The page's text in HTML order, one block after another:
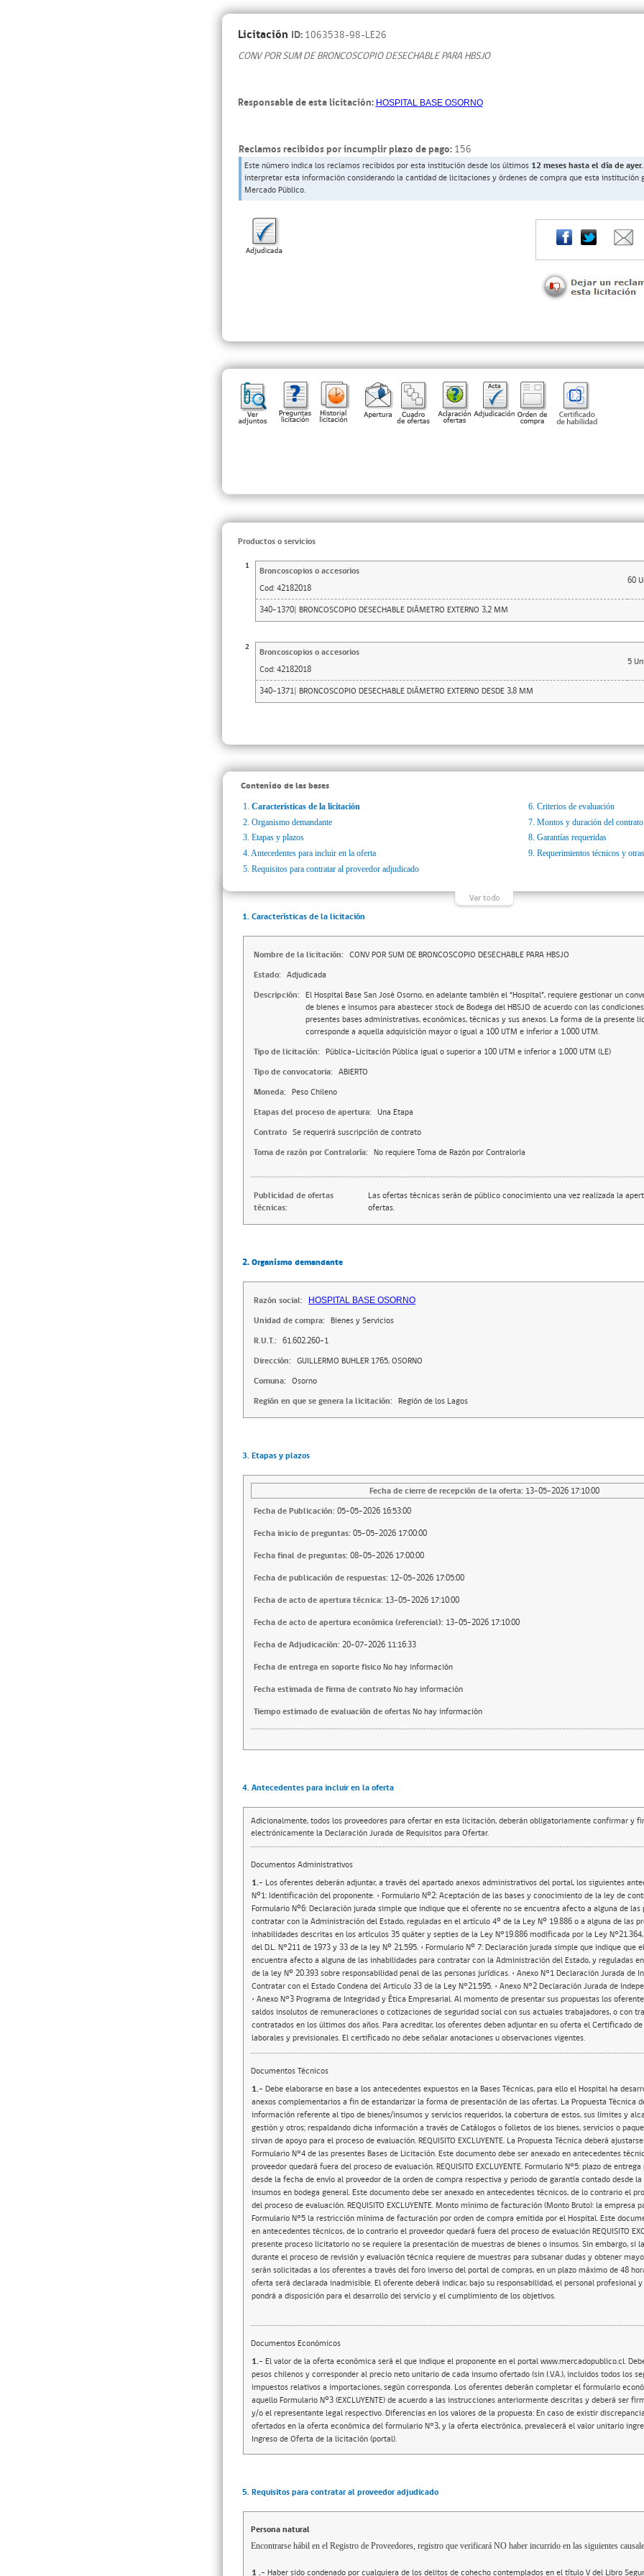
Licitación ID: 1063538-98-LE26
CONV POR SUM DE BRONCOSCOPIO DESECHABLE PARA HBSJO
Responsable de esta licitación:HOSPITAL BASE OSORNO
Reclamos recibidos por incumplir plazo de pago: 156
Este número indica los reclamos recibidos por esta institución desde los últimos 12 meses hasta el día de ayer.
interpretar esta información considerando la cantidad de licitaciones y órdenes de compra que esta institución
Mercado Público.
Productos o servicios
1 Broncoscopios o accesorios
60
Cod: 42182018
340-1370| BRONCOSCOPIO DESECHABLE DIÁMETRO EXTERNO 3,2 MM
2 Broncoscopios o accesorios
5
Cod: 42182018
340-1371| BRONCOSCOPIO DESECHABLE DIÁMETRO EXTERNO DESDE 3,8 MM
Contenido de las bases
1. Características de la licitación
2. Organismo demandante
3. Etapas y plazos
4. Antecedentes para incluir en la oferta
5. Requisitos para contratar al proveedor adjudicado
6. Criterios de evaluación
7. Montos y duración del contrato
8. Garantías requeridas
9. Requerimientos técnicos y
1. Características de la licitación
Nombre de la licitación: CONV POR SUM DE BRONCOSCOPIO DESECHABLE PARA HBSJO
Estado: Adjudicada
Descripción: El Hospital Base San José Osorno, en adelante también el “Hospital”, requiere gestionar un
de bienes e insumos para abastecer stock de Bodega del HBSJO de acuerdo con las
presentes bases administrativas, económicas, técnicas y sus anexos. La forma de la presente
corresponde a aquella adquisición mayor o igual a 100 UTM e inferior a 1.000 UTM.
Tipo de licitación: Pública-Licitación Pública igual o superior a 100 UTM e inferior a 1.000 UTM (LE)
Tipo de convocatoria: ABIERTO
Moneda: Peso Chileno
Etapas del proceso de apertura: Una Etapa
Contrato Se requerirá suscripción de contrato
Toma de razón por Contraloría: No requiere Toma de Razón por Contraloría
Publicidad de ofertas
técnicas:
Las ofertas técnicas serán de público conocimiento una vez realizada la
ofertas.
2. Organismo demandante
Razón social: HOSPITAL BASE OSORNO
Unidad de compra: Bienes y Servicios
R.U.T.: 61.602.260-1
Dirección: GUILLERMO BUHLER 1765, OSORNO
Comuna: Osorno
Región en que se genera la licitación: Región de los Lagos
3. Etapas y plazos
Fecha de cierre de recepción de la oferta: 13-05-2026 17:10:00
Fecha de Publicación: 05-05-2026 16:53:00
Fecha inicio de preguntas: 05-05-2026 17:00:00
Fecha final de preguntas: 08-05-2026 17:00:00
Fecha de publicación de respuestas: 12-05-2026 17:05:00
Fecha de acto de apertura técnica: 13-05-2026 17:10:00
Fecha de acto de apertura económica (referencial): 13-05-2026 17:10:00
Fecha de Adjudicación: 20-07-2026 11:16:33
Fecha de entrega en soporte fisicoNo hay información
Fecha estimada de firma de contratoNo hay información
Tiempo estimado de evaluación de ofertasNo hay información
4. Antecedentes para incluir en la oferta
Adicionalmente, todos los proveedores para ofertar en esta licitación, deberán obligatoriamente confirmar y
electrónicamente la Declaración Jurada de Requisitos para Ofertar.
Documentos Administrativos
1.- Los oferentes deberán adjuntar, a través del apartado anexos administrativos del portal, los siguientes
Nº1: Identificación del proponente. • Formulario Nº2: Aceptación de las bases y conocimiento de la ley de
Formulario Nº6: Declaración jurada simple que indique que el oferente no se encuentra afecto a alguna de las
contratar con la Administración del Estado, reguladas en el artículo 4º de la Ley Nº 19.886 o a alguna de las
inhabilidades descritas en los artículos 35 quáter y septies de la Ley N°19.886 modificada por la Ley
del D.L. N°211 de 1973 y 33 de la ley Nº 21.595. • Formulario Nº 7: Declaración jurada simple que indique que
encuentra afecto a alguna de las inhabilidades para contratar con la Administración del Estado, y reguladas
de la ley Nº 20.393 sobre responsabilidad penal de las personas jurídicas. • Anexo N°1 Declaración Jurada de
Contratar con el Estado Condena del Articulo 33 de la Ley N°21.595. • Anexo N°2 Declaración Jurada de
• Anexo N°3 Programa de Integridad y Ética Empresarial. Al momento de presentar sus propuestas los
saldos insolutos de remuneraciones o cotizaciones de seguridad social con sus actuales trabajadores, o con
contratados en los últimos dos años. Para acreditar, los oferentes deben adjuntar en su oferta el Certificado
laborales y previsionales. El certificado no debe señalar anotaciones u observaciones vigentes.
Documentos Técnicos
1.- Debe elaborarse en base a los antecedentes expuestos en la Bases Técnicas, para ello el Hospital ha
anexos complementarios a fin de estandarizar la forma de presentación de las ofertas. La Propuesta Técnica
información referente al tipo de bienes/insumos y servicios requeridos, la cobertura de estos, sus límites y
gestión y otros; respaldando dicha información a través de Catálogos o folletos de los bienes, servicios o
sirvan de apoyo para el proceso de evaluación. REQUISITO EXCLUYENTE. La Propuesta Técnica deberá
Formulario N°4 de las presentes Bases de Licitación. Este documento debe ser anexado en antecedentes
proveedor quedará fuera del proceso de evaluación. REQUISITO EXCLUYENTE. Formulario N°5: plazo de
desde la fecha de envío al proveedor de la orden de compra respectiva y periodo de garantía contado desde
insumos en bodega general. Este documento debe ser anexado en antecedentes técnicos, de lo contrario el
del proceso de evaluación. REQUISITO EXCLUYENTE. Monto mínimo de facturación (Monto Bruto): la empresa
Formulario N°5 la restricción mínima de facturación por orden de compra emitida por el Hospital. Este
en antecedentes técnicos, de lo contrario el proveedor quedará fuera del proceso de evaluación REQUISITO
presente proceso licitatorio no se requiere la presentación de muestras de bienes o insumos. Sin embargo, si
durante el proceso de revisión y evaluación técnica requiere de muestras para subsanar dudas y obtener
serán solicitadas a los oferentes a través del foro inverso del portal de compras, en un plazo máximo de 48
oferta será declarada inadmisible. El oferente deberá indicar, bajo su responsabilidad, el personal profesional
pondrá a disposición para el desarrollo del servicio y el cumplimiento de los objetivos.
Documentos Económicos
1.- El valor de la oferta económica será el que indique el proponente en el portal www.mercadopublico.cl.
pesos chilenos y corresponder al precio neto unitario de cada insumo ofertado (sin I.V.A.), incluidos todos los
impuestos relativos a importaciones, según corresponda. Los oferentes deberán completar el formulario
aquello Formulario Nº3 (EXCLUYENTE) de acuerdo a las instrucciones anteriormente descritas y deberá ser
y/o el representante legal respectivo. Diferencias en los valores de la propuesta: En caso de existir
ofertados en la oferta económica del formulario N°3, y la oferta electrónica, prevalecerá el valor unitario
Ingreso de Oferta de la licitación (portal).
5. Requisitos para contratar al proveedor adjudicado
Persona natural
Encontrarse hábil en el Registro de Proveedores, registro que verificará NO haber incurrido en las siguientes
1.- Haber sido condenado por cualquiera de los delitos de cohecho contemplados en el título V del Libro